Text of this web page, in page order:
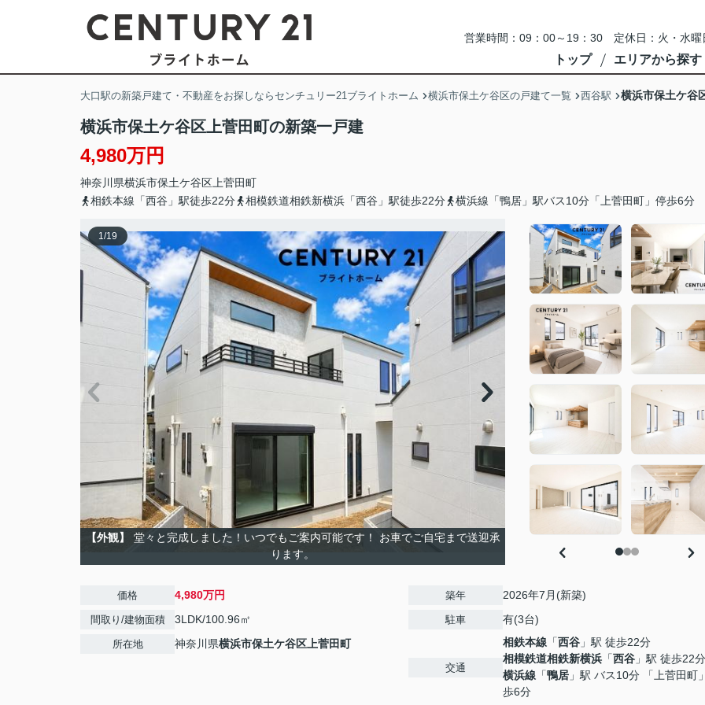
営業時間：09：00～19：30 定休日：火・水
トップ エリアから探す
大口駅の新築戸建て・不動産をお探しならセンチュリー21ブライトホーム 横浜市保土ケ谷区の戸建て一覧 西谷駅 横浜市保土ケ谷
横浜市保土ケ谷区上菅田町の新築一戸建
4,980万円
神奈川県横浜市保土ケ谷区 上菅田町
相鉄本線「西谷」駅徒歩22分
相模鉄道相鉄新横浜「西谷」駅徒歩22分 横浜線「鴨居」駅バス10分「上菅田町」停歩6分
1/19
【外観】
堂々と完成しました！いつでもご案内可能です！ お車でご自宅まで送迎承
ります。
価格 4,980万円
間取り/建物面積 3LDK/100.96㎡
所在地 神奈川県横浜市保土ケ谷区 上菅田町
築年 2026年7月(新築)
駐車 有(3台)
交通
相鉄本線 「西谷 」駅 徒歩22分
相模鉄道相鉄新横浜 「西谷 」駅 徒歩22分
横浜線 「鴨居 」駅 バス10分 「上菅田町
歩6分